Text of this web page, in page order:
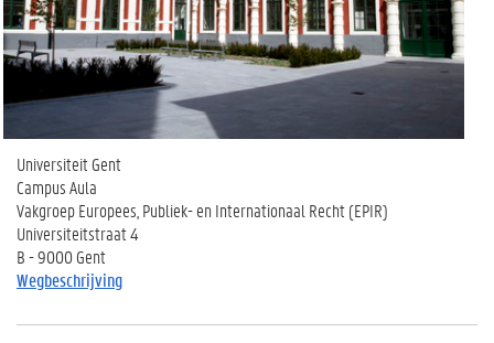
Universiteit Gent
Campus Aula
Vakgroep Europees, Publiek- en Internationaal Recht (EPIR)
Universiteitstraat 4
B - 9000 Gent
Wegbeschrijving